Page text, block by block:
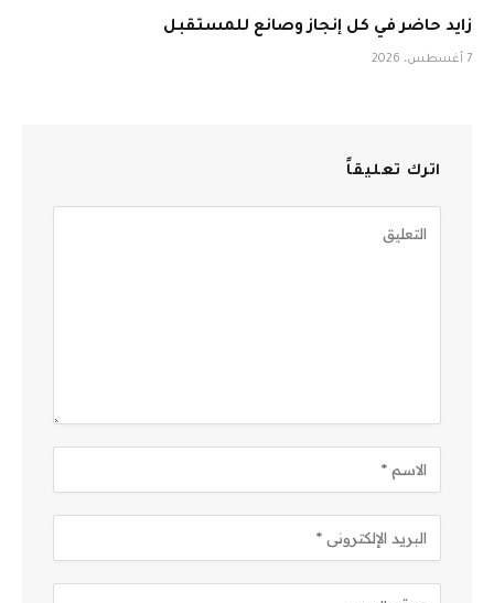
زايد حاضر في كل إنجاز وصانع للمستقبل
7 أغسطس، 2026
اترك تعليقاً